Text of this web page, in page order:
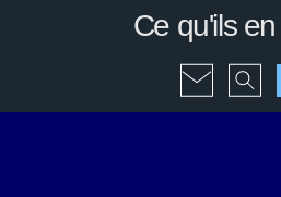
Ce qu'ils